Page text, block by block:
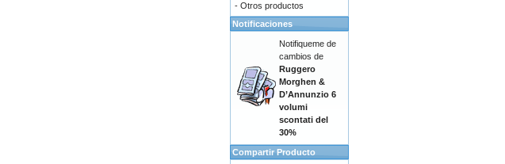
- Otros productos
Notificaciones
Notifiqueme de
cambios de
Ruggero
Morghen &
D’Annunzio 6
volumi
scontati del
30%
Compartir Producto